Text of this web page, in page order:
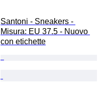
Santoni - Sneakers -
Misura: EU 37.5 - Nuovo
con etichette